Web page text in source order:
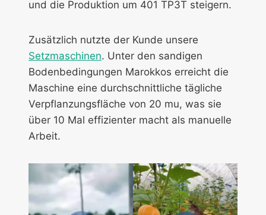
und die Produktion um 401 TP3T steigern.
Zusätzlich nutzte der Kunde unsere
Setzmaschinen. Unter den sandigen
Bodenbedingungen Marokkos erreicht die
Maschine eine durchschnittliche tägliche
Verpflanzungsfläche von 20 mu, was sie
über 10 Mal effizienter macht als manuelle
Arbeit.